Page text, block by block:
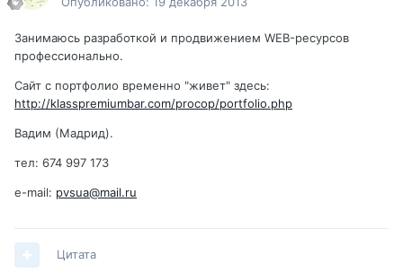
Занимаюсь разработкой и продвижением WEB-ресурсов
профессионально.
Сайт с портфолио временно "живет" здесь:
http://klasspremiumbar.com/procop/portfolio.php
Вадим (Мадрид).
тел: 674 997 173
e-mail: pvsua@mail.ru
Цитата